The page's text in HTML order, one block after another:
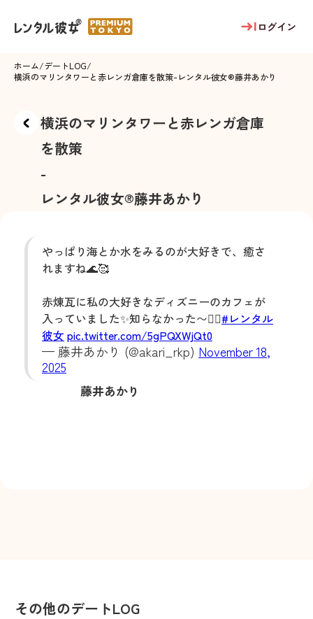
ログイン
ホーム/デートLOG/
横浜のマリンタワーと赤レンガ倉庫を散策-レンタル彼女®藤井あかり
横浜のマリンタワーと赤レンガ倉庫
を散策
-
レンタル彼女®藤井あかり
やっぱり海とか水をみるのが大好きで、癒さ
れますね🌊🥰
赤煉瓦に私の大好きなディズニーのカフェが
入っていました✨知らなかった〜😮‍💨#レンタル
彼女 pic.twitter.com/5gPQXWjQt0
— 藤井あかり (@akari_rkp) November 18,
2025
藤井あかり
その他のデートLOG